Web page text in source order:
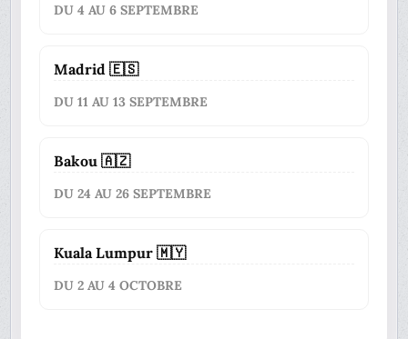
DU 4 AU 6 SEPTEMBRE
Madrid 🇪🇸
DU 11 AU 13 SEPTEMBRE
Bakou 🇦🇿
DU 24 AU 26 SEPTEMBRE
Kuala Lumpur 🇲🇾
DU 2 AU 4 OCTOBRE